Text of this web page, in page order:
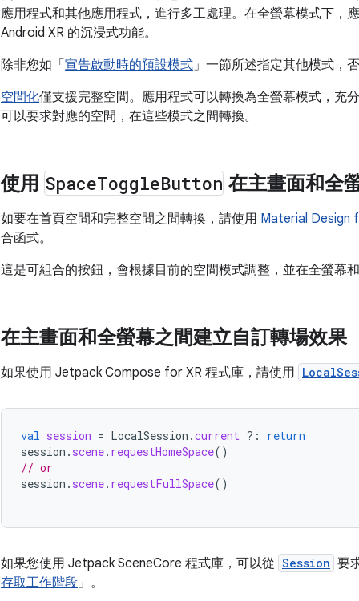
應用程式和其他應用程式，進行多工處理。在全螢幕模式下，
Android XR 的沉浸式功能。
除非您如「 宣告啟動時的預設模式」一節所述指定其他模式，
空間化僅支援完整空間。應用程式可以轉換為全螢幕模式，充
可以要求對應的空間，在這些模式之間轉換。
使用 SpaceToggleButton 在主畫面和全
如要在首頁空間和完整空間之間轉換，請使用 Material Design
合函式。
這是可組合的按鈕，會根據目前的空間模式調整，並在全螢幕
在主畫面和全螢幕之間建立自訂轉場效果
如果使用 Jetpack Compose for XR 程式庫，請使用
val session = LocalSession .current ?:
return
session . scene. requestHomeSpace()
// or
session . scene. requestFullSpace()
如果您使用 Jetpack SceneCore 程式庫，可以從 Session 要
存取工作階段」。